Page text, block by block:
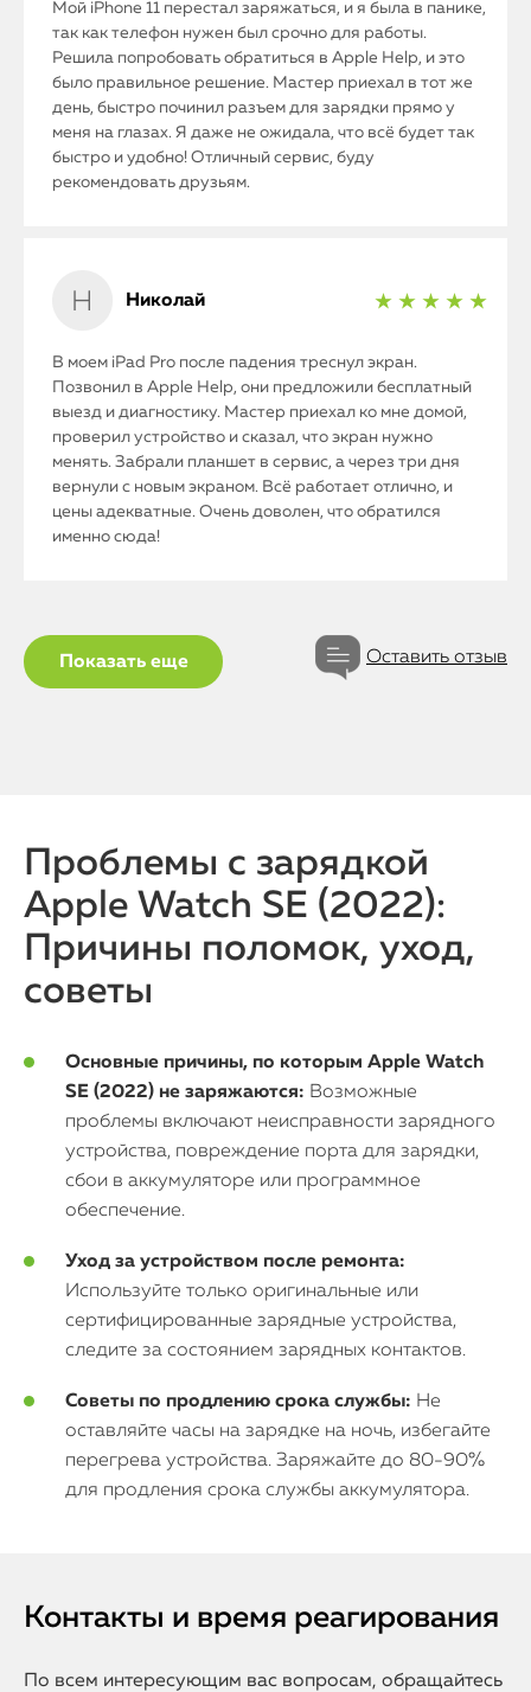
iPhone
MacBook
iPad
iMac
Mac Mini
О нас
Контакты
Мой iPhone 11 перестал заряжаться, и я была в панике,
так как телефон нужен был срочно для работы.
Решила попробовать обратиться в Apple Help, и это
было правильное решение. Мастер приехал в тот же
день, быстро починил разъем для зарядки прямо у
меня на глазах. Я даже не ожидала, что всё будет так
быстро и удобно! Отличный сервис, буду
рекомендовать друзьям.
Николай ★ ★ ★ ★ ★
В моем iPad Pro после падения треснул экран.
Позвонил в Apple Help, они предложили бесплатный
выезд и диагностику. Мастер приехал ко мне домой,
проверил устройство и сказал, что экран нужно
менять. Забрали планшет в сервис, а через три дня
вернули с новым экраном. Всё работает отлично, и
цены адекватные. Очень доволен, что обратился
именно сюда!
Показать еще Оставить отзыв
Проблемы с зарядкой
Apple Watch SE (2022):
Причины поломок, уход,
советы
Основные причины, по которым Apple Watch
SE (2022) не заряжаются: Возможные
проблемы включают неисправности зарядного
устройства, повреждение порта для зарядки,
сбои в аккумуляторе или программное
обеспечение.
Уход за устройством после ремонта:
Используйте только оригинальные или
сертифицированные зарядные устройства,
следите за состоянием зарядных контактов.
Советы по продлению срока службы: Не
оставляйте часы на зарядке на ночь, избегайте
перегрева устройства. Заряжайте до 80-90%
для продления срока службы аккумулятора.
Контакты и время реагирования
По всем интересующим вас вопросам, обращайтесь